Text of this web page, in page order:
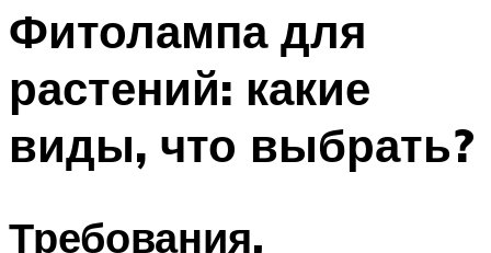
Меню
Фитолампа для
растений: какие
виды, что выбрать?
Требования,